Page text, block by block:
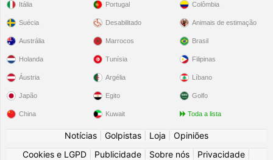
Itália
Suécia
Portugal
Desabilitado
Colômbia
Animais de estimação
Austrália
Holanda
Áustria
Japão
China
Marrocos
Tunísia
Argélia
Egito
Kuwait
Brasil
Filipinas
Líbano
Golfo
Toda a lista
Notícias Golpistas Loja
Opiniões
Cookies e LGPD
Publicidade Sobre nós Privacidade